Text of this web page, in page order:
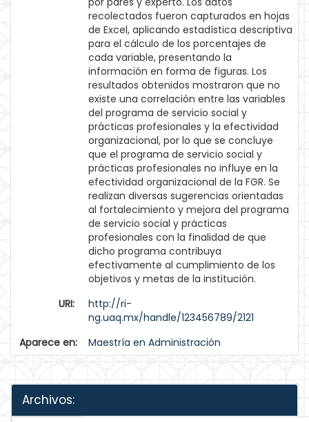
recolectados fueron capturados en hojas
de Excel, aplicando estadística descriptiva
para el cálculo de los porcentajes de
cada variable, presentando la
información en forma de figuras. Los
resultados obtenidos mostraron que no
existe una correlación entre las variables
del programa de servicio social y
prácticas profesionales y la efectividad
organizacional, por lo que se concluye
que el programa de servicio social y
prácticas profesionales no influye en la
efectividad organizacional de la FGR. Se
realizan diversas sugerencias orientadas
al fortalecimiento y mejora del programa
de servicio social y prácticas
profesionales con la finalidad de que
dicho programa contribuya
efectivamente al cumplimiento de los
objetivos y metas de la institución.
URI:
http://ri-
ng.uaq.mx/handle/123456789/2121
Aparece en:
Maestría en Administración
Archivos: